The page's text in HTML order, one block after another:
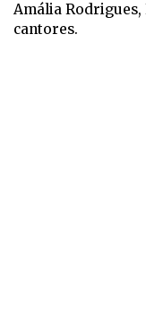
Amália
cantores.